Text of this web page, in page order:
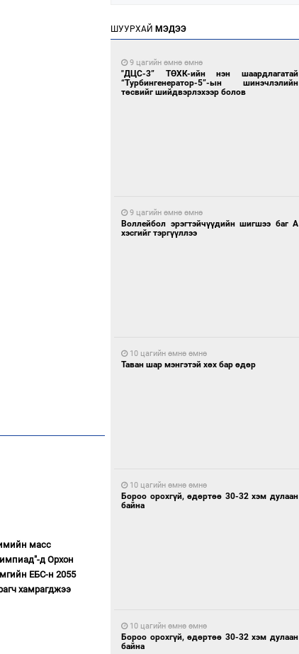
масс
д Орхон
ЕБС-н 2055
хамрагджээ
ШУУРХАЙ МЭДЭЭ
9 цагийн өмнө өмнө
"ДЦС-3” ТӨХК-ийн нэн шаардлагатай
“Турбингенератор-5”-ын шинэчлэлийн
төсвийг шийдвэрлэхээр болов
9 цагийн өмнө өмнө
Воллейбол эрэгтэйчүүдийн шигшээ баг А
хэсгийг тэргүүллээ
10 цагийн өмнө өмнө
Таван шар мэнгэтэй хөх бар өдөр
10 цагийн өмнө өмнө
Бороо орохгүй, өдөртөө 30-32 хэм дулаан
байна
10 цагийн өмнө өмнө
Бороо орохгүй, өдөртөө 30-32 хэм дулаан
байна